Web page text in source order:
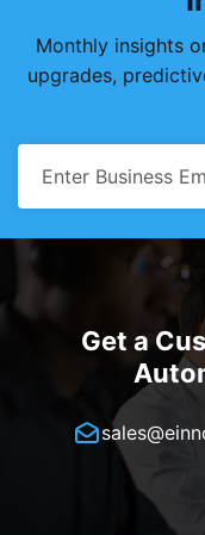
Monthly insights
upgrades,
Get a